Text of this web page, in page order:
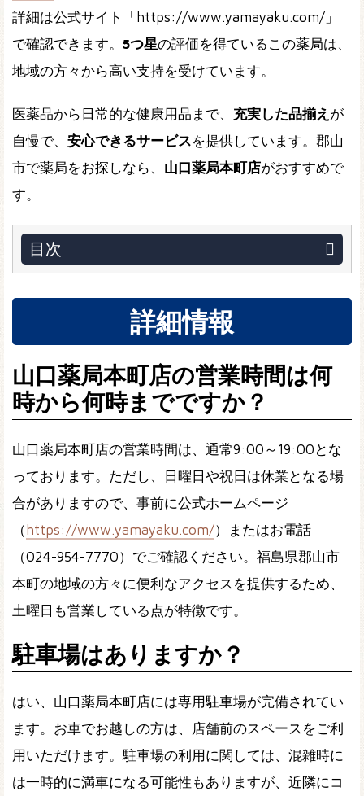
詳細は公式サイト「https://www.yamayaku.com/」
で確認できます。 5つ星の評価を得ているこの薬局は、
地域の方々から高い支持を受けています。
医薬品から日常的な健康用品まで、 充実した品揃え が
自慢で、 安心できるサービスを提供しています。郡山
市で薬局をお探しなら、 山口薬局本町店がおすすめで
す。
目次
詳細情報
山口薬局本町店の営業時間は何
時から何時までですか？
山口薬局本町店の営業時間は、通常9:00～19:00とな
っております。ただし、日曜日や祝日は休業となる場
合がありますので、事前に公式ホームページ
（ https://www.yamayaku.com/）またはお電話
（024-954-7770）でご確認ください。福島県郡山市
本町の地域の方々に便利なアクセスを提供するため、
土曜日も営業している点が特徴です。
駐車場はありますか？
はい、山口薬局本町店には専用駐車場が完備されてい
ます。お車でお越しの方は、店舗前のスペースをご利
用いただけます。駐車場の利用に関しては、混雑時に
は一時的に満車になる可能性もありますが、近隣にコ